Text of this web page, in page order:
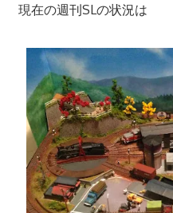
現在の週刊SLの状況は